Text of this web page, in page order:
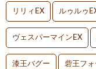
リリィEX ルゥルゥ
ヴェスパーマインEX
漆王バグー 砦王フォ